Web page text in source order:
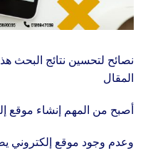
نصائح لتحسين نتائج البحث
المقال
أصبح من المهم إنشاء موقع
وعدم وجود موقع إلكتروني